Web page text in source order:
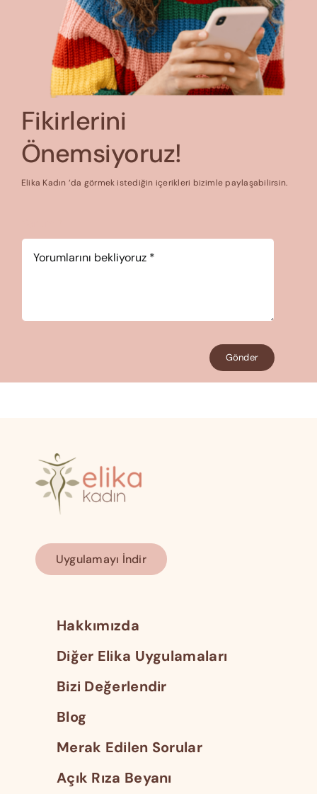
Fikirlerini
Önemsiyoruz!
Elika Kadın ‘da görmek istediğin içerikleri bizimle paylaşabilirsin.
Gönder
Uygulamayı İndir
Hakkımızda
Diğer Elika Uygulamaları
Bizi Değerlendir
Blog
Merak Edilen Sorular
Açık Rıza Beyanı